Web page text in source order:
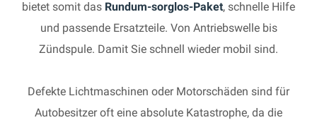
bietet somit das Rundum-sorglos-Paket, schnelle Hilfe
und passende Ersatzteile. Von Antriebswelle bis
Zündspule. Damit Sie schnell wieder mobil sind.
Defekte Lichtmaschinen oder Motorschäden sind für
Autobesitzer oft eine absolute Katastrophe, da die